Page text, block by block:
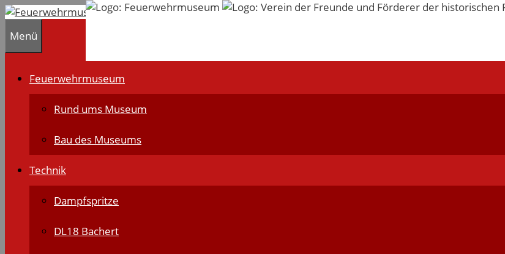
Zum
springen
Menü
Feuerwehrmuseum
Rund ums Museum
Bau des Museums
Technik
Dampfspritze
DL18 Bachert